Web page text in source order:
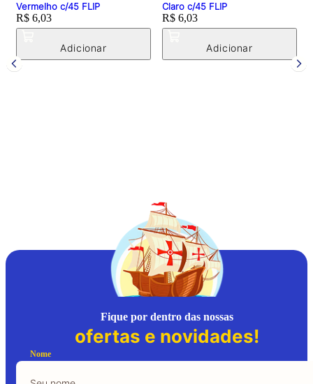
Vermelho c/45 FLIP
Price:
R$ 6,03
Claro c/45 FLIP
Price:
R$ 6,03
Fique por dentro das nossas
ofertas e novidades!
Nome